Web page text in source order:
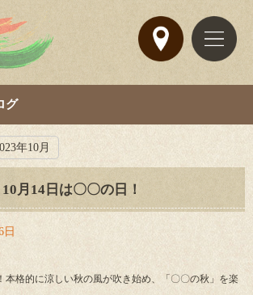
グ
年10月
10月14日は〇〇の日！
日
Line
本格的に涼しい秋の風が吹き始め、「〇〇の秋」を楽